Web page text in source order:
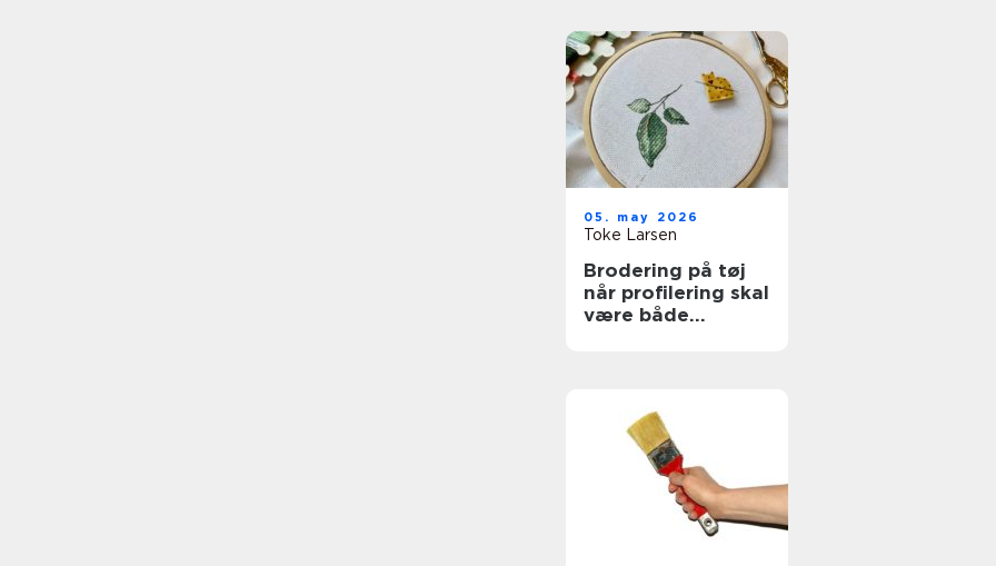
05. may 2026
Toke Larsen
Brodering på tøj
når profilering skal
være både